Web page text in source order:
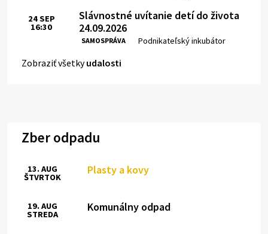
Slávnostné uvítanie detí do života
24.09.2026
SAMOSPRÁVA Miesto:
Podnikateľský inkubátor
Čas:
24SEP
16:30
Zobraziť všetkyudalosti
Zber odpadu
Plasty a kovy
13. AUG
ŠTVRTOK
Komunálny odpad
19. AUG
STREDA